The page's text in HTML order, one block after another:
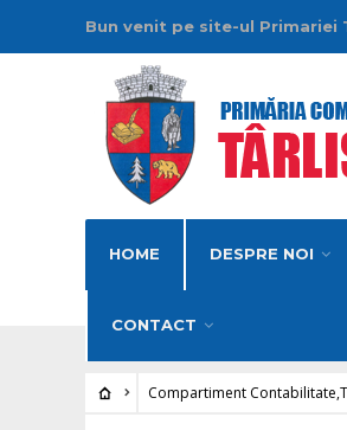
Bun venit pe site-ul Primariei
HOME DESPRE NOI
CONTACT
Compartiment